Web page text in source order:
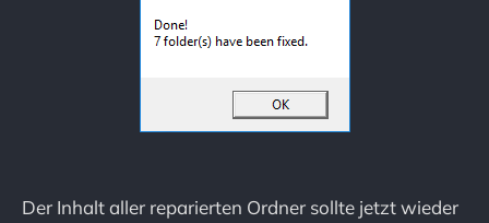
Der Inhalt aller reparierten Ordner sollte jetzt wieder